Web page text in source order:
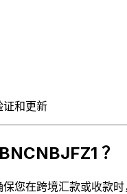
和更新
？
您在跨境汇款或收款